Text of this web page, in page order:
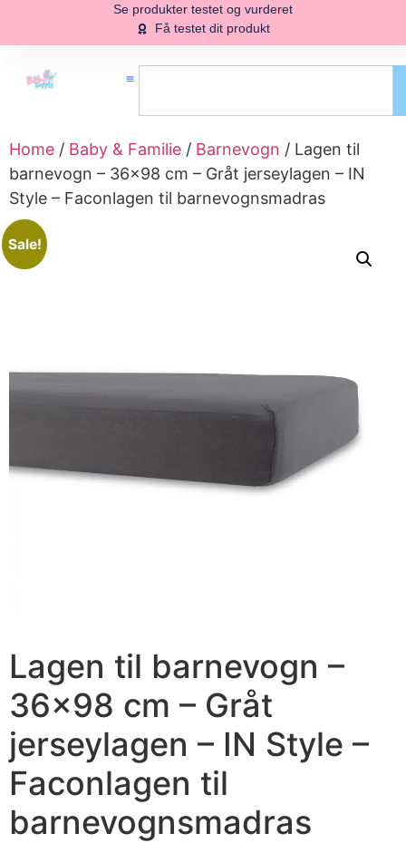
Se produkter testet og vurderet
Få testet dit produkt
Home / Baby & Familie / Barnevogn / Lagen til
barnevogn – 36×98 cm – Gråt jerseylagen – IN
Style – Faconlagen til barnevognsmadras
Sale!
Lagen til barnevogn –
36×98 cm – Gråt
jerseylagen – IN Style –
Faconlagen til
barnevognsmadras